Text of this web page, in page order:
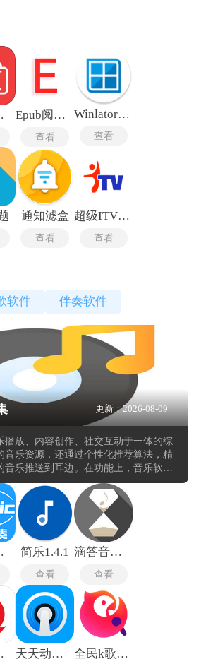
版 Epub阅读器
查看
Winlator10.12
查看
通知滤盒
查看
超级ITV最新版
查看
软件 伴奏软件
更新：2026-08-09
播放、内容创作、社交互动于一体的综
音乐资源，还通过个性化推荐算法，精
音乐推送到耳边。在功能上，音乐软件
的音频播放，到如今的播客内容创作与
分析。支持从专业制作到日常娱乐的
编辑工具允许剪辑片段、混音或创作
励分享歌单、评论和协作创作，形成
简乐1.4.1
查看
滴答音乐手机版
查看
版 天天动听最新版 全民k歌微信版